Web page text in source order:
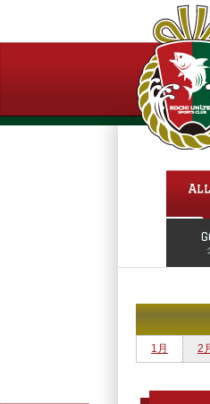
All
1月 2